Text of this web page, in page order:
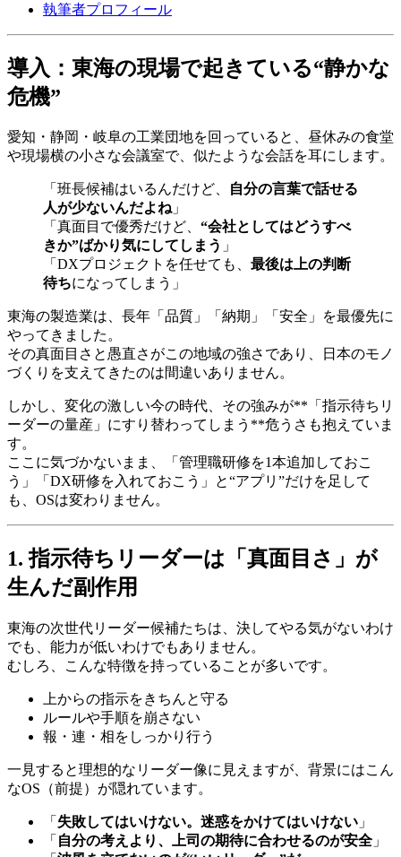
執筆者プロフィール
導入：東海の現場で起きている“静かな
危機”
愛知・静岡・岐阜の工業団地を回っていると、昼休みの食堂
や現場横の小さな会議室で、似たような会話を耳にします。
「班長候補はいるんだけど、
自分の言葉で話せる
人が少ないんだよね」
「真面目で優秀だけど、 “会社としてはどうすべ
きか”ばかり気にしてしまう 」
「DXプロジェクトを任せても、 最後は上の判断
待ちになってしまう」
東海の製造業は、長年「品質」「納期」「安全」を最優先に
やってきました。
その真面目さと愚直さがこの地域の強さであり、日本のモノ
づくりを支えてきたのは間違いありません。
しかし、変化の激しい今の時代、その強みが**「指示待ちリ
ーダーの量産」にすり替わってしまう**危うさも抱えていま
す。
ここに気づかないまま、「管理職研修を1本追加しておこ
う」「DX研修を入れておこう」と“アプリ”だけを足して
も、OSは変わりません。
1. 指示待ちリーダーは「真面目さ」が
生んだ副作用
東海の次世代リーダー候補たちは、決してやる気がないわけ
でも、能力が低いわけでもありません。
むしろ、こんな特徴を持っていることが多いです。
上からの指示をきちんと守る
ルールや手順を崩さない
報・連・相をしっかり行う
一見すると理想的なリーダー像に見えますが、背景にはこん
なOS（前提）が隠れています。
「 失敗してはいけない。迷惑をかけてはいけない 」
「 自分の考えより、上司の期待に合わせるのが安全 」